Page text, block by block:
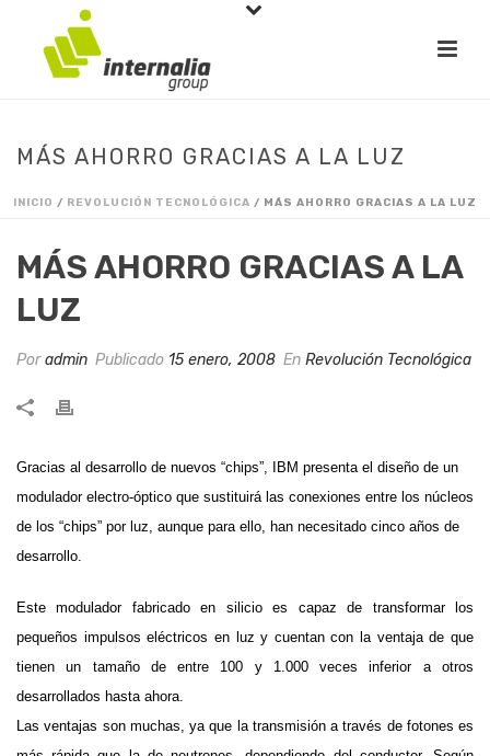
MÁS AHORRO GRACIAS A LA LUZ
INICIO / REVOLUCIÓN TECNOLÓGICA / MÁS AHORRO GRACIAS A LA LUZ
MÁS AHORRO GRACIAS A LA
LUZ
Poradmin Publicado 15 enero, 2008 En Revolución Tecnológica
Gracias al desarrollo de nuevos “chips”, IBM presenta el diseño de un
modulador electro-óptico que sustituirá las conexiones entre los núcleos
de los “chips” por luz, aunque para ello, han necesitado cinco años de
desarrollo.
Este modulador fabricado en silicio es capaz de transformar los
pequeños impulsos eléctricos en luz y cuentan con la ventaja de que
tienen un tamaño de entre 100 y 1.000 veces inferior a otros
desarrollados hasta ahora.
Las ventajas son muchas, ya que la transmisión a través de fotones es